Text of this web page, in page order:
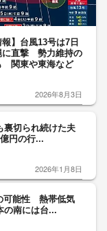
報】台風13号は7日
に直撃 勢力維持の
関東や東海など
2026年8月3日
切られ続けた夫
円の行...
2026年1月8日
可能性 熱帯低気
南には台...